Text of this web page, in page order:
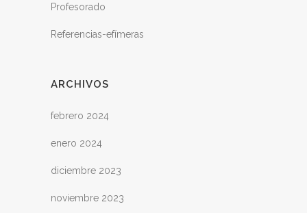
Profesorado
Referencias-efímeras
ARCHIVOS
febrero 2024
enero 2024
diciembre 2023
noviembre 2023